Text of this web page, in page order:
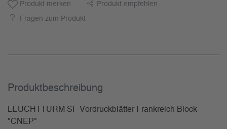
Produkt merken Produkt empfehlen
Fragen zum Produkt
Produkt­beschreibung
LEUCHTTURM SF Vordruckblätter Frankreich Block
"CNEP"